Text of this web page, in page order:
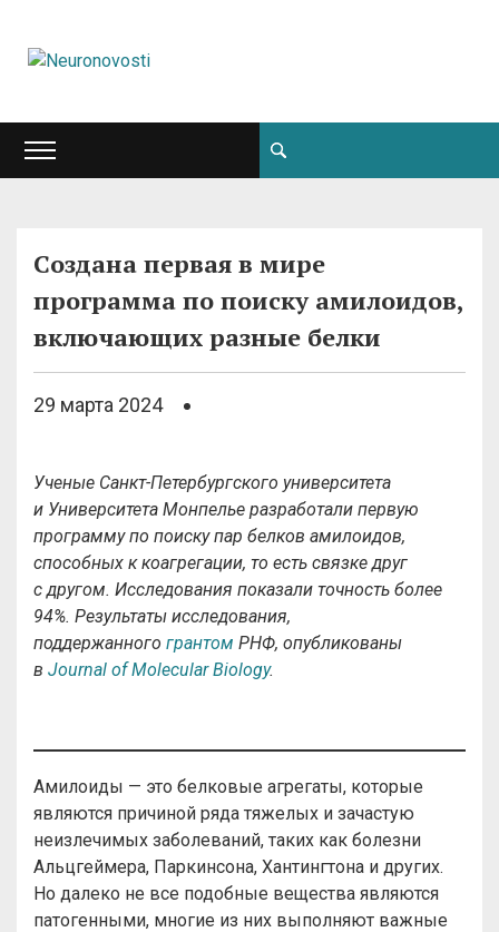
Создана первая в мире
программа по поиску амилоидов,
включающих разные белки
29 марта 2024
Ученые Санкт-Петербургского университета
и Университета Монпелье разработали первую
программу по поиску пар белков амилоидов,
способных к коагрегации, то есть связке друг
с другом. Исследования показали точность более
94%. Результаты исследования,
поддержанного грантом РНФ, опубликованы
в Journal of Molecular Biology.
Амилоиды — это белковые агрегаты, которые
являются причиной ряда тяжелых и зачастую
неизлечимых заболеваний, таких как болезни
Альцгеймера, Паркинсона, Хантингтона и других.
Но далеко не все подобные вещества являются
патогенными, многие из них выполняют важные